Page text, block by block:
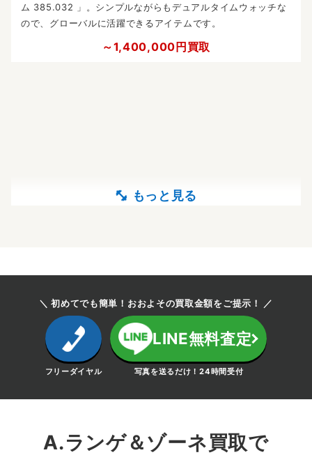
ム 385.032 」。シンプルながらもデュアルタイムウォッチな
ので、グローバルに活躍できるアイテムです。
～1,400,000円買取
＼ 初めてでも簡単！おおよその買取金額をご提示！ ／
フリーダイヤル
LINE無料査定
写真を送るだけ！24時間受付
A.ランゲ＆ゾーネ買取で